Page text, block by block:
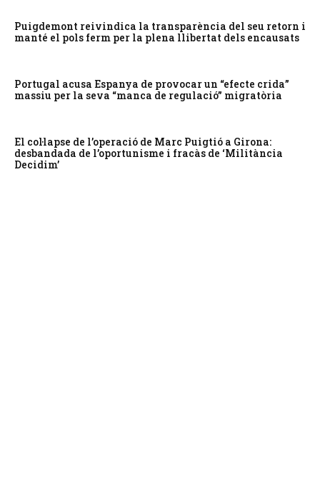
Puigdemont reivindica la transparència del seu retorn i
manté el pols ferm per la plena llibertat dels encausats
Portugal acusa Espanya de provocar un “efecte crida”
massiu per la seva “manca de regulació” migratòria
El col·lapse de l’operació de Marc Puigtió a Girona:
desbandada de l’oportunisme i fracàs de ‘Militància
Decidim’